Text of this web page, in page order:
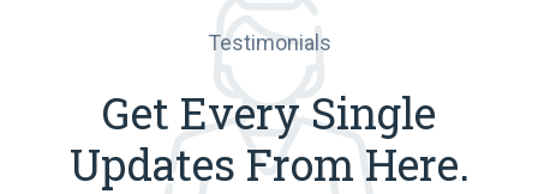
Testimonials
Get Every Single
Updates From Here.